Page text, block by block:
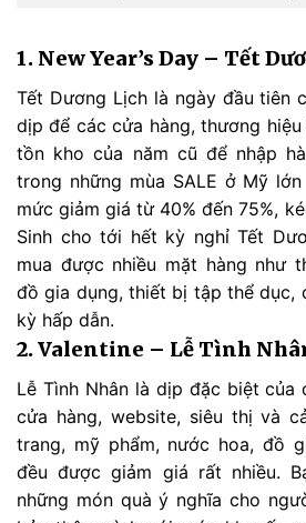
1. New Year’s Day – Tết
Tết Dương Lịch là ngày đầu tiên
dịp để các cửa hàng, thương
tồn kho của năm cũ để nhập
trong những mùa SALE ở Mỹ
mức giảm giá từ 40% đến 75%,
Sinh cho tới hết kỳ nghỉ Tết
mua được nhiều mặt hàng như
đồ gia dụng, thiết bị tập thể
kỳ hấp dẫn.
2. Valentine – Lễ Tình
Lễ Tình Nhân là dịp đặc biệt của
cửa hàng, website, siêu thị và
trang, mỹ phẩm, nước hoa, đồ
đều được giảm giá rất nhiều.
những món quà ý nghĩa cho